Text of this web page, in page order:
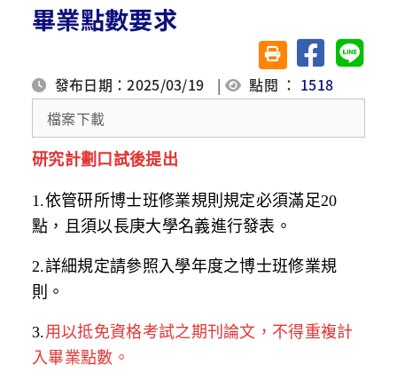
畢業點數要求
友善列印(另開視窗)
分享至臉書分享
發布日期：2025/03/19 | 點閱 ： 1518
檔案下載
研究計劃口試後提出
1.依管研所博士班修業規則規定必須滿足20
點，且須以長庚大學名義進行發表。
2.詳細規定請參照入學年度之博士班修業規
則。
3.用以抵免資格考試之期刊論文，不得重複計
入畢業點數。